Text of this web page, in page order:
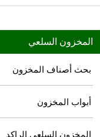
المخزون السلعي
بحث أصناف المخزون
أبواب المخزون
المخزون السلعي الراكد